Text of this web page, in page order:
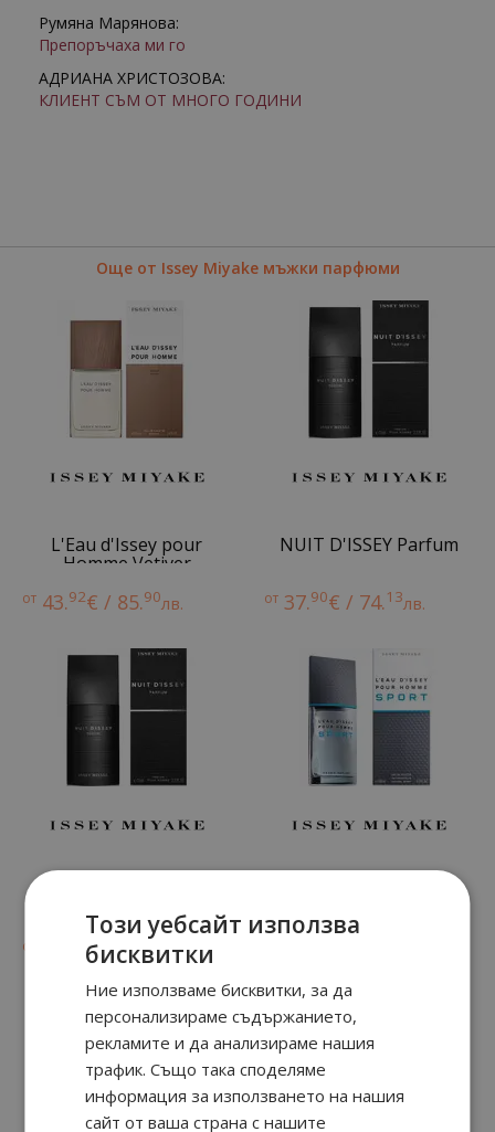
Румяна Марянова:
Препоръчаха ми го
АДРИАНА ХРИСТОЗОВА:
КЛИЕНТ СЪМ ОТ МНОГО ГОДИНИ
Още от Issey Miyake мъжки парфюми
L'Eau d'Issey pour
Homme Vetiver
от 43.92€ / 85.90лв.
NUIT D'ISSEY Parfum
от 37.90€ / 74.13лв.
от € / 74. 13 лв.
Този уебсайт използва
бисквитки
Ние използваме бисквитки, за да
персонализираме съдържанието,
рекламите и да анализираме нашия
трафик. Също така споделяме
информация за използването на нашия
сайт от ваша страна с нашите